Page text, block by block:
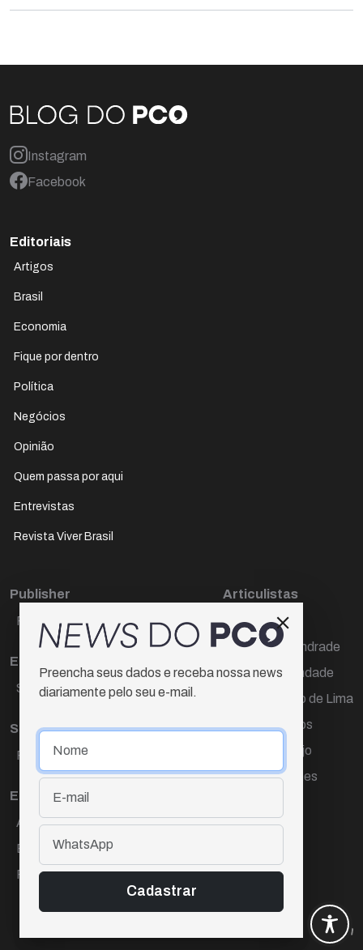
Instagram
Facebook
Editoriais
Artigos
Brasil
Economia
Fique por dentro
Política
Negócios
Opinião
Quem passa por aqui
Entrevistas
Revista Viver Brasil
Publisher
Paulo Cesar de Oliveira
Editora Chefe
Sueli Cotta
Sub-editora
Raquel Ayres
Equipe
Ana Lúcia Cortez
Eliane Hardy
Fernando Torres
Articulistas
Décio Freire
Dr Marcos Andrade
Hamilton Trindade
Igor Carvalho de Lima
Mario Campos
Renata Araújo
Wagner Gomes
Preencha seus dados e receba nossa news
diariamente pelo seu e-mail.